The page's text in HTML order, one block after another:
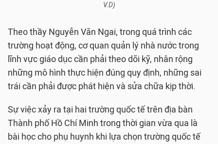
V.D)
Theo thầy Nguyễn Văn Ngai, trong quá trình các
trường hoạt động, cơ quan quản lý nhà nước trong
lĩnh vực giáo dục cần phải theo dõi kỹ, nhân rộng
những mô hình thực hiện đúng quy định, những sai
trái cần phải được phát hiện và sửa chữa kịp thời.
Sự việc xảy ra tại hai trường quốc tế trên địa bàn
Thành phố Hồ Chí Minh trong thời gian vừa qua là
bài học cho phụ huynh khi lựa chọn trường quốc tế